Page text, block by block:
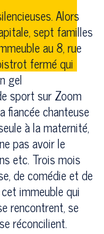
Alors
sept familles
au 8, rue
fermé qui
gel
sport sur Zoom
fiancée chanteuse
à la maternité,
pas avoir le
etc. Trois mois
de comédie et de
immeuble qui
rencontrent, se
réconcilient.